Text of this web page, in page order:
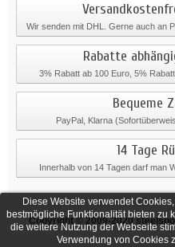
Diese Website verwendet
bestmögliche Funktionalität bieten zu
die weitere Nutzung der Webseite
Verwendung von Cookies
Wir senden mit DHL. Gerne auch an
Rabatte
3% Rabatt ab 100 Euro, 5%
Bequeme
PayPal, Klarna
14 Tage
Innerhalb von 14 Tagen darf man
Copyright © 2009-2020